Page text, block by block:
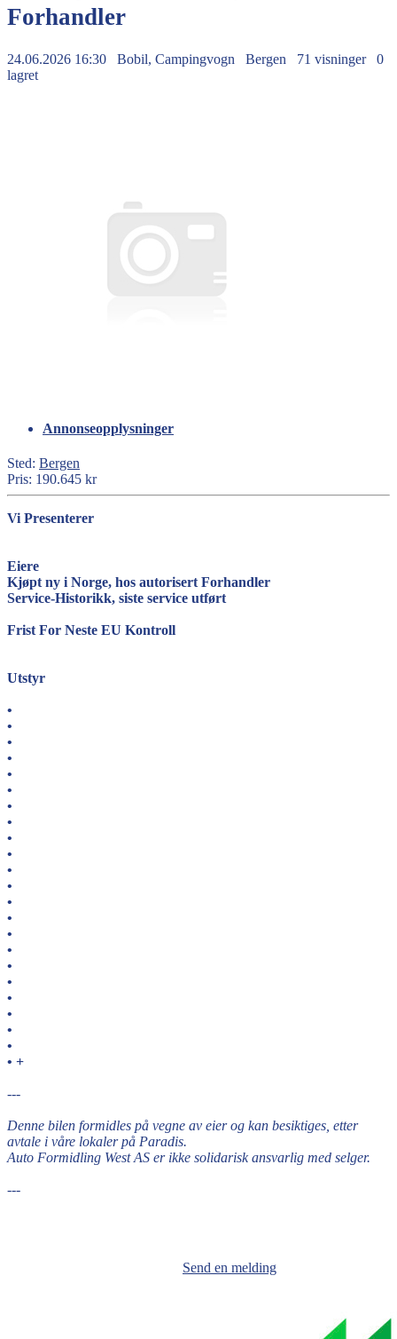
Forhandler
24.06.2026 16:30 Bobil, Campingvogn Bergen 71 visninger
0
lagret
Annonseopplysninger
Sted: Bergen
Pris: 190.645 kr
Vi Presenterer
Eiere
Kjøpt ny i Norge, hos autorisert Forhandler
Service-Historikk, siste service utført
Frist For Neste EU Kontroll
Utstyr
•
•
•
•
•
•
•
•
•
•
•
•
•
•
•
•
•
•
•
•
•
•
• +
---
Denne bilen formidles på vegne av eier og kan besiktiges, etter
avtale i våre lokaler på Paradis.
Auto Formidling West AS er ikke solidarisk ansvarlig med selger.
---
Send en melding